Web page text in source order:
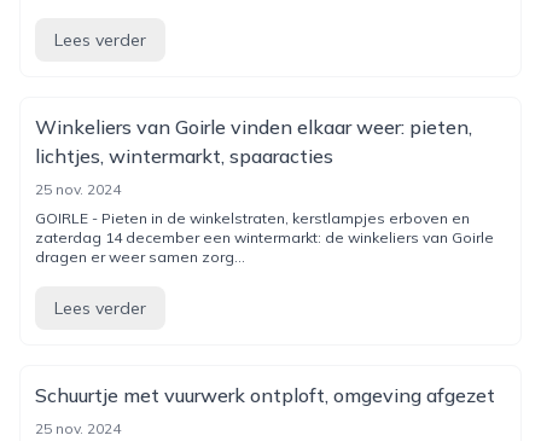
Lees verder
Winkeliers van Goirle vinden elkaar weer: pieten,
lichtjes, wintermarkt, spaaracties
25 nov. 2024
GOIRLE - Pieten in de winkelstraten, kerstlampjes erboven en
zaterdag 14 december een wintermarkt: de winkeliers van Goirle
dragen er weer samen zorg...
Lees verder
Schuurtje met vuurwerk ontploft, omgeving afgezet
25 nov. 2024